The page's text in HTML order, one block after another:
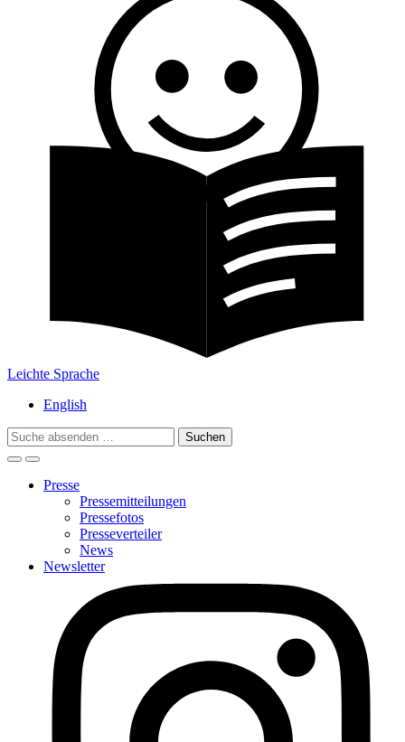
Leichte Sprache
English
Search
for:
Presse
Pressemitteilungen
Pressefotos
Presseverteiler
News
Newsletter